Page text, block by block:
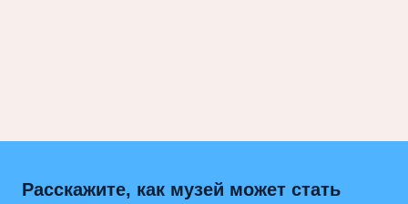
Расскажите, как музей может стать